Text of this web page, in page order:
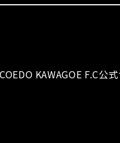
COEDO KAWAGOE F.C公